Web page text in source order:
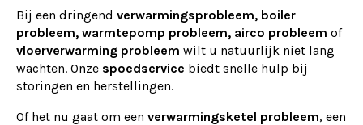
Bij een dringend verwarmingsprobleem, boiler
probleem, warmtepomp probleem, airco probleem of
vloerverwarming probleem wilt u natuurlijk niet lang
wachten. Onze spoedservice biedt snelle hulp bij
storingen en herstellingen.
Of het nu gaat om een verwarmingsketel probleem, een